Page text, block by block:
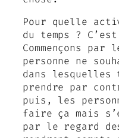
Pour quelle
du temps ?
Commençons
personne ne
dans
prendre par
puis, les
faire ça mais
par le regard